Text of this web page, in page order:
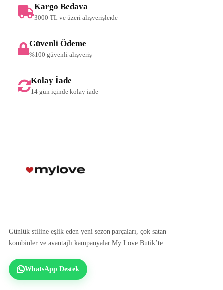
Kargo Bedava
3000 TL ve üzeri alışverişlerde
Güvenli Ödeme
%100 güvenli alışveriş
Kolay İade
14 gün içinde kolay iade
Günlük stiline eşlik eden yeni sezon parçaları, çok satan
kombinler ve avantajlı kampanyalar My Love Butik’te.
WhatsApp Destek